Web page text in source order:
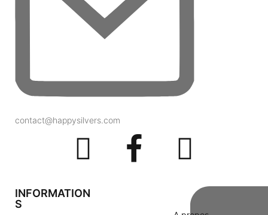
contact@happysilvers.com
INFORMATION
S